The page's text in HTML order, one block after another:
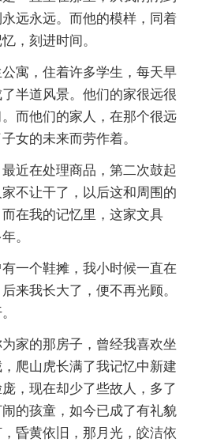
远永远。而他的模样，同着
，刻进时间。
寓，住着许多学生，每天早
半道风景。他们的家很远很
而他们的家人，在那个很远
女的未来而劳作着。
近在处理商品，第二次鼓起
不让干了，以后这和周围的
在我的记忆里，这家文具
。
一个鞋摊，我小时候一直在
来我长大了，便不再光顾。
家的那房子，曾经我喜欢坐
爬山虎长满了我记忆中新建
，现在却少了些故人，多了
的孩童，如今已成了有礼貌
昏黄依旧，那月光，皎洁依